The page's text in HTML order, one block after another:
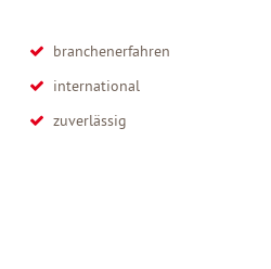
branchenerfahren
international
zuverlässig